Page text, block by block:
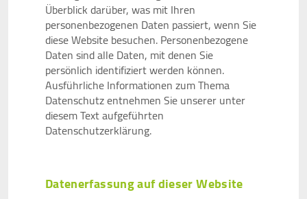
Überblick darüber, was mit Ihren
personenbezogenen Daten passiert, wenn Sie
diese Website besuchen. Personenbezogene
Daten sind alle Daten, mit denen Sie
persönlich identifiziert werden können.
Ausführliche Informationen zum Thema
Datenschutz entnehmen Sie unserer unter
diesem Text aufgeführten
Datenschutzerklärung.
Datenerfassung auf dieser Website